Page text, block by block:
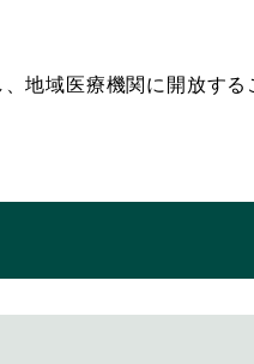
地域医療機関に開放す